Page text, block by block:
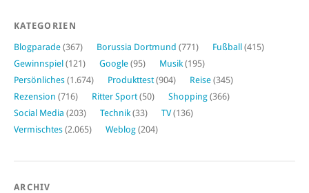
KATEGORIEN
Blogparade (367) Borussia Dortmund (771) Fußball (415)
Gewinnspiel (121) Google (95) Musik (195)
Persönliches (1.674) Produkttest(904) Reise (345)
Rezension (716) Ritter Sport(50) Shopping (366)
Social Media (203) Technik (33) TV(136)
Vermischtes (2.065) Weblog (204)
ARCHIV